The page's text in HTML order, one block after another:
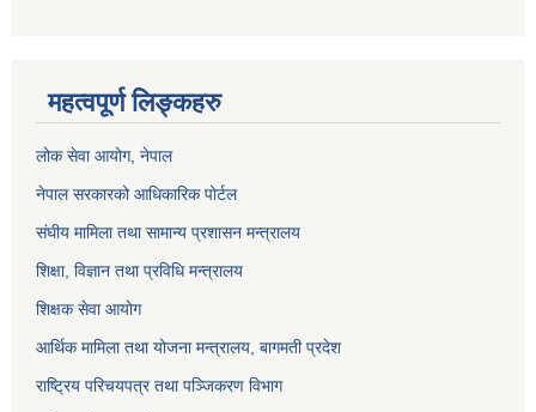
महत्वपूर्ण लिङ्कहरु
लोक सेवा आयोग, नेपाल
नेपाल सरकारको आधिकारिक पोर्टल
संघीय मामिला तथा सामान्य प्रशासन मन्त्रालय
शिक्षा, विज्ञान तथा प्रविधि मन्त्रालय
शिक्षक सेवा आयोग
आर्थिक मामिला तथा योजना मन्त्रालय, बागमती प्रदेश
राष्ट्रिय परिचयपत्र तथा पञ्जिकरण विभाग